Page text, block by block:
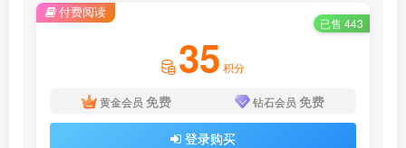
付费阅读
已售 443
35 积分
黄金会员 免费 钻石会员 免费
登录购买